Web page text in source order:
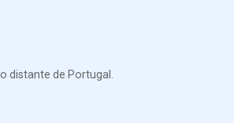
de Portugal.